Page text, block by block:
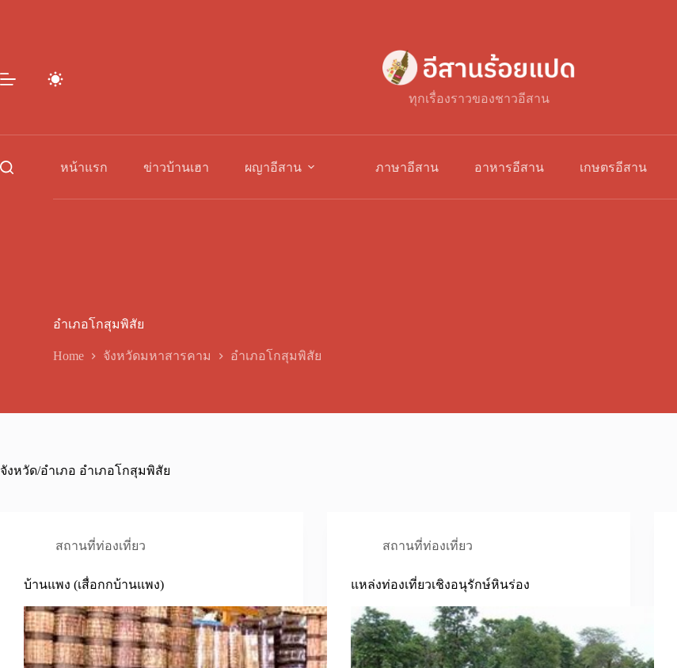
ทุกเรื่องราวของชาวอีสาน
หน้าแรก ข่าวบ้านเฮา ผญาอีสาน ภาษาอีสาน อาหารอีสาน เกษตรอีสาน
อำเภอโกสุมพิสัย
Home จังหวัดมหาสารคาม อำเภอโกสุมพิสัย
จังหวัด/อำเภอ อำเภอโกสุมพิสัย
สถานที่ท่องเที่ยว
บ้านแพง (เสื่อกกบ้านแพง)
สถานที่ท่องเที่ยว
แหล่งท่องเที่ยวเชิงอนุรักษ์หินร่อง